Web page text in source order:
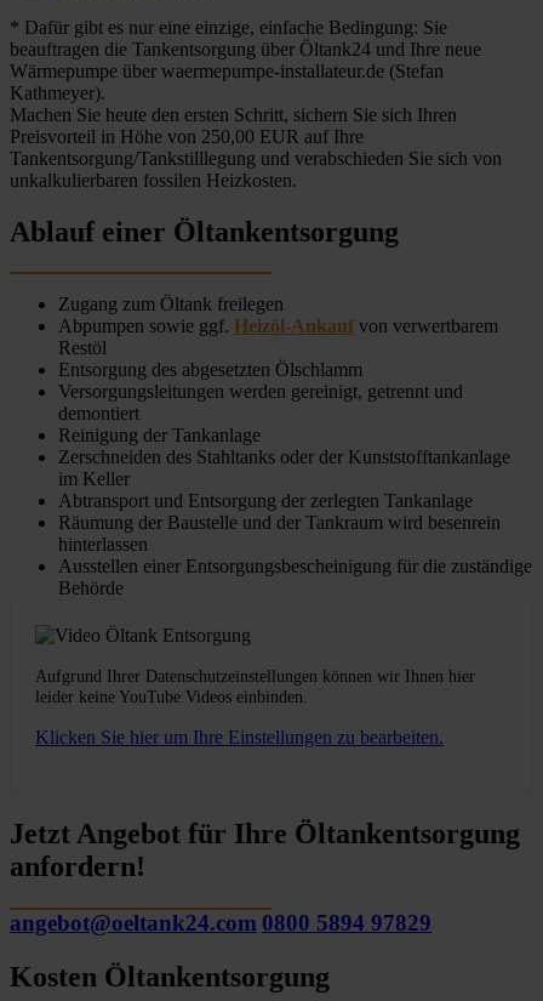
* Dafür gibt es nur eine einzige, einfache Bedingung: Sie
beauftragen die Tankentsorgung über Öltank24 und Ihre neue
Wärmepumpe über waermepumpe-installateur.de (Stefan
Kathmeyer).
Machen Sie heute den ersten Schritt, sichern Sie sich Ihren
Preisvorteil in Höhe von 250,00 EUR auf Ihre
Tankentsorgung/Tankstilllegung und verabschieden Sie sich von
unkalkulierbaren fossilen Heizkosten.
Ablauf einer Öltankentsorgung
Zugang zum Öltank freilegen
Abpumpen sowie ggf. Heizöl-Ankauf von verwertbarem
Restöl
Entsorgung des abgesetzten Ölschlamm
Versorgungsleitungen werden gereinigt, getrennt und
demontiert
Reinigung der Tankanlage
Zerschneiden des Stahltanks oder der Kunststofftankanlage
im Keller
Abtransport und Entsorgung der zerlegten Tankanlage
Räumung der Baustelle und der Tankraum wird besenrein
hinterlassen
Ausstellen einer Entsorgungsbescheinigung für die zuständige
Behörde
Aufgrund Ihrer Datenschutzeinstellungen können wir Ihnen hier
leider keine YouTube Videos einbinden.
Klicken Sie hier um Ihre Einstellungen zu bearbeiten.
Jetzt Angebot für Ihre Öltankentsorgung
anfordern!
angebot@oeltank24.com 0800 5894 97829
Kosten Öltankentsorgung